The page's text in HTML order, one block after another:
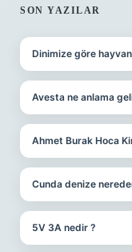
SON YAZILAR
Dinimize göre
Avesta ne anlama
Ahmet Burak Hoca
Cunda denize
5V 3A nedir ?